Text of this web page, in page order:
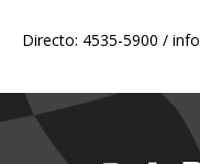
Directo: 4535-5900 /